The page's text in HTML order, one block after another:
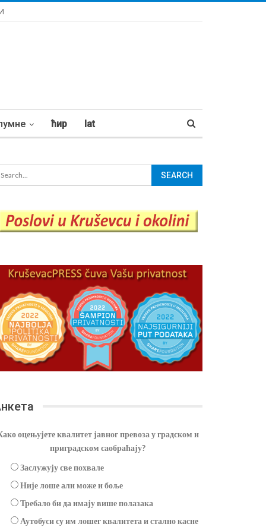
ћир lat
оцењујете квалитет јавног превоза у градском и
приградском саобраћају?
Заслужују све похвале
Није лоше али може и боље
Требало би да имају више полазака
Аутобуси су им лошег квалитета и стално касне